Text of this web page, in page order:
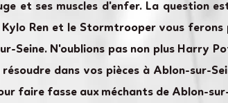
et ses muscles d'enfer. La question
Ren et le Stormtrooper vous ferons
Seine. N'oublions pas non plus Harry
dans vos pièces à Ablon-sur-
faire fasse aux méchants de Ablon-sur-